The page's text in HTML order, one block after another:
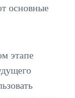
основные
этапе